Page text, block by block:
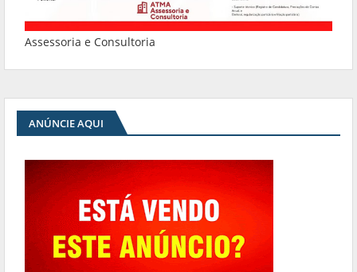
Assessoria e Consultoria
ANÚNCIE AQUI